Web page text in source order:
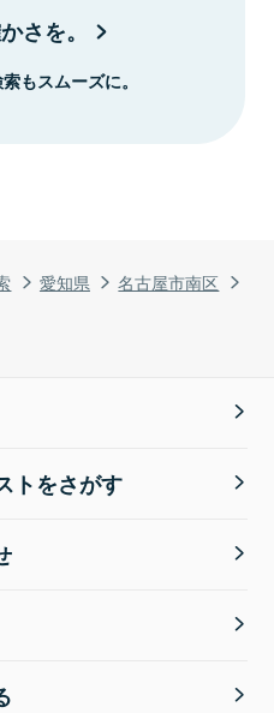
愛知県
名古屋市南区
さを。
もスムーズに。
トをさがす